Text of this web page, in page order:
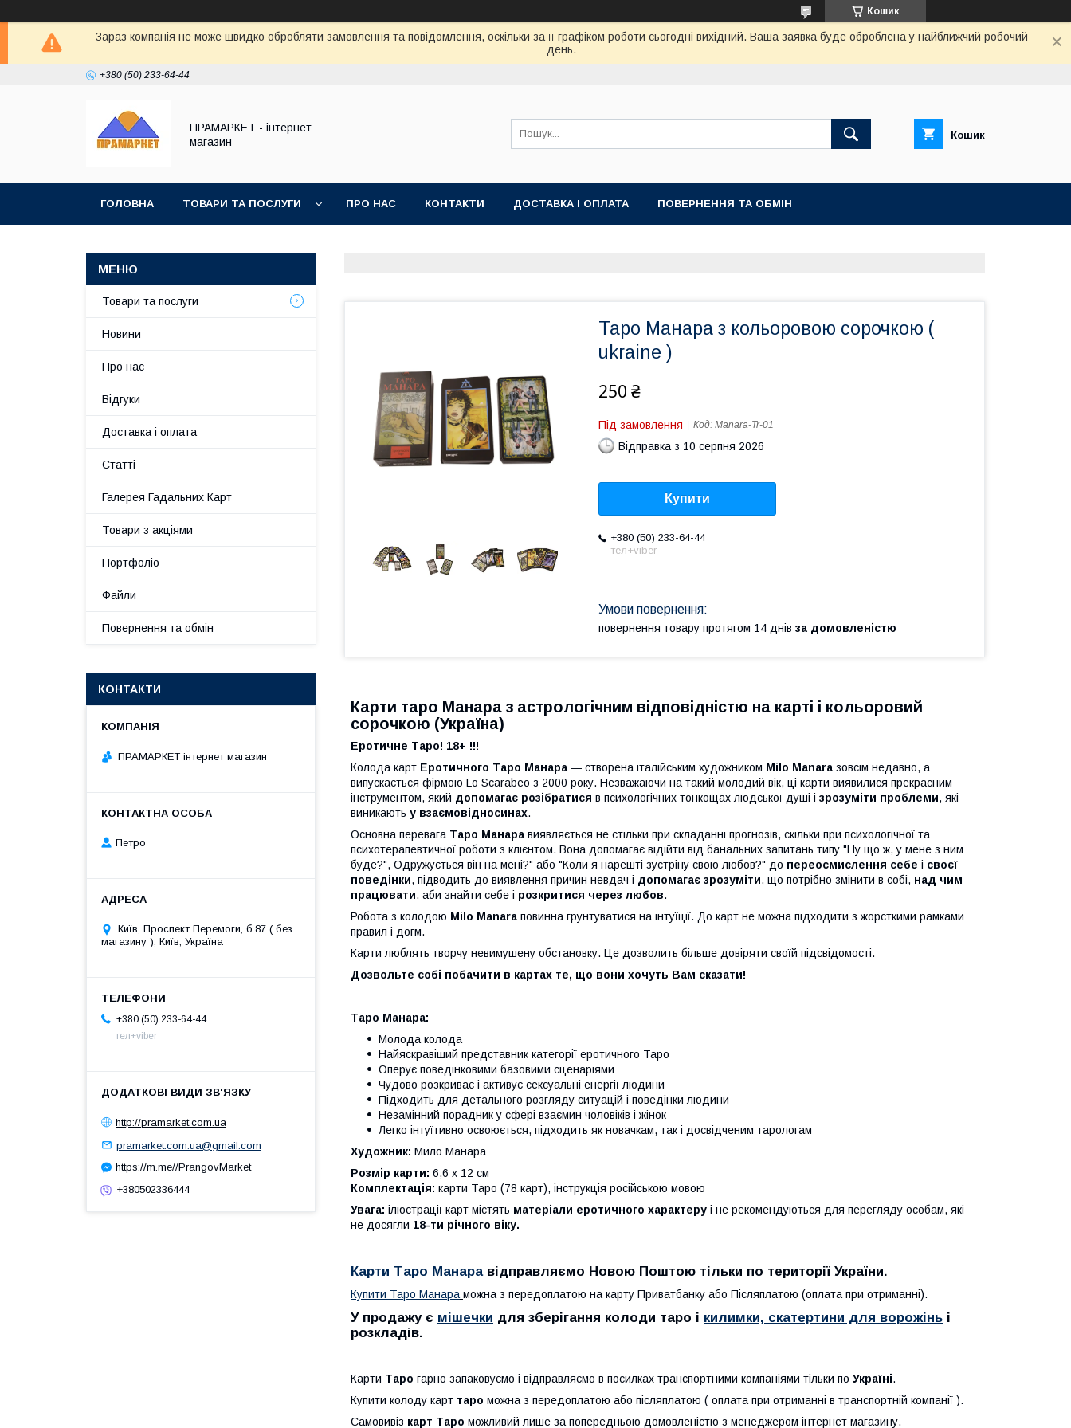
Кошик
Зараз компанія не може швидко обробляти замовлення та повідомлення, оскільки за її графіком роботи сьогодні вихідний. Ваша заявка буде оброблена у найближчий робочий
день.
+380 (50) 233-64-44
ПРАМАРКЕТ - інтернет
магазин
Кошик
ГОЛОВНА ТОВАРИ ТА ПОСЛУГИ ПРО НАС КОНТАКТИ ДОСТАВКА І ОПЛАТА ПОВЕРНЕННЯ ТА ОБМІН
Таро Манара з кольоровою сорочкою (
ukraine )
250 ₴
Під замовлення Код: Manara-Tr-01
Відправка з 10 серпня 2026
Купити
+380 (50) 233-64-44
тел+viber
повернення товару протягом 14 днів за домовленістю
Карти таро Манара з астрологічним відповідністю на карті і кольоровий
сорочкою (Україна)
Еротичне Таро! 18+ !!!
Колода карт Еротичного Таро Манара ― створена італійським художником Milo Manara зовсім недавно, а
випускається фірмою Lo Scarabeo з 2000 року. Незважаючи на такий молодий вік, ці карти виявилися прекрасним
інструментом, який допомагає розібратися в психологічних тонкощах людської душі і зрозуміти проблеми, які
виникають у взаємовідносинах.
Основна перевага Таро Манара виявляється не стільки при складанні прогнозів, скільки при психологічної та
психотерапевтичної роботи з клієнтом. Вона допомагає відійти від банальних запитань типу "Ну що ж, у мене з ним
буде?", Одружується він на мені?" або "Коли я нарешті зустріну свою любов?" до переосмислення себе і своєї
поведінки, підводить до виявлення причин невдач і допомагає зрозуміти, що потрібно змінити в собі, над чим
працювати, аби знайти себе і розкритися через любов.
Робота з колодою Milo Manara повинна грунтуватися на інтуїції. До карт не можна підходити з жорсткими рамками
правил і догм.
Карти люблять творчу невимушену обстановку. Це дозволить більше довіряти своїй підсвідомості.
Дозвольте собі побачити в картах те, що вони хочуть Вам сказати!
Таро Манара:
Молода колода
Найяскравіший представник категорії еротичного Таро
Оперує поведінковими базовими сценаріями
Чудово розкриває і активує сексуальні енергії людини
Підходить для детального розгляду ситуацій і поведінки людини
Незамінний порадник у сфері взаємин чоловіків і жінок
Легко інтуїтивно освоюється, підходить як новачкам, так і досвідченим тарологам
Художник: Мило Манара
Розмір карти: 6,6 х 12 см
Комплектація: карти Таро (78 карт), інструкція російською мовою
Увага: ілюстрації карт містять матеріали еротичного характеру і не рекомендуються для перегляду особам, які
не досягли 18-ти річного віку.
Карти Таро Манаравідправляємо Новою Поштою тільки по території України.
Купити Таро Манара можна з передоплатою на карту Приватбанку або Післяплатою (оплата при отриманні).
У продажу є мішечки для зберігання колоди таро і килимки, скатертини для ворожінь і
розкладів.
Карти Таро гарно запаковуємо і відправляємо в посилках транспортними компаніями тільки по Україні.
Купити колоду карт таро можна з передоплатою або післяплатою ( оплата при отриманні в транспортній компанії ).
Самовивіз карт Таро можливий лише за попередньою домовленістю з менеджером інтернет магазину.
Товари та послуги
Новини
Про нас
Відгуки
Доставка і оплата
Статті
Галерея Гадальних Карт
Товари з акціями
Портфоліо
Файли
Повернення та обмін
КОНТАКТИ
ПРАМАРКЕТ інтернет магазин
Петро
Київ, Проспект Перемоги, б.87 ( без
магазину ), Київ, Україна
+380 (50) 233-64-44
тел+viber
http://pramarket.com.ua
pramarket.com.ua@gmail.com
https://m.me//PrangovMarket
+380502336444